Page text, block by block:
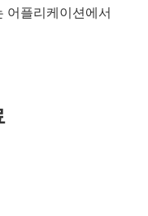
어플리케이션에서